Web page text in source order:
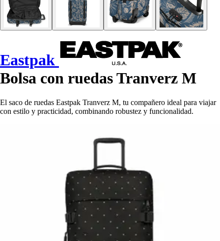
Eastpak
Bolsa con ruedas Tranverz M
El saco de ruedas Eastpak Tranverz M, tu compañero ideal para viajar
con estilo y practicidad, combinando robustez y funcionalidad.